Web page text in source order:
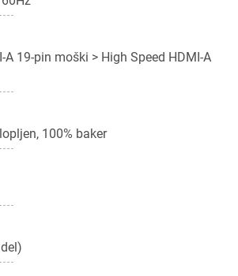
A 19-pin moški > High Speed HDMI-A
100% baker
želja morate biti prijavljeni.